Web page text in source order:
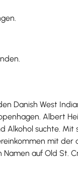
Danish West
Albert
suchte.
mit der
auf Old St.